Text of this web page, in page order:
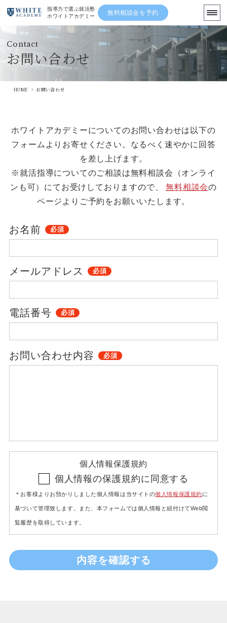
指導力で選ぶ就活塾
ホワイトアカデミー
無料相談会を予約
まずは無料の就活相談を利用する
先輩の体験記
講師陣
ニュース
コース紹介
プライバシーポリシー
運営会社情報
大学関係者の方へ
問い合わせフォーム
Contact
お問い合わせ
HOME > お問い合わせ
ホワイトアカデミーについてのお問い合わせは以下の
フォームよりお寄せください。なるべく速やかに回答
を差し上げます。
※就活指導についてのご相談は無料相談会（オンライ
ンも可）にてお受けしておりますので、無料相談会の
ページよりご予約をお願いいたします。
お名前 必須
メールアドレス 必須
電話番号 必須
お問い合わせ内容 必須
個人情報保護規約
個人情報の保護規約に同意する
＊お客様よりお預かりしました個人情報は当サイトの個人情報保護規約に
基づいて管理致します。また、本フォームでは個人情報と紐付けてWeb閲
覧履歴を取得しています。